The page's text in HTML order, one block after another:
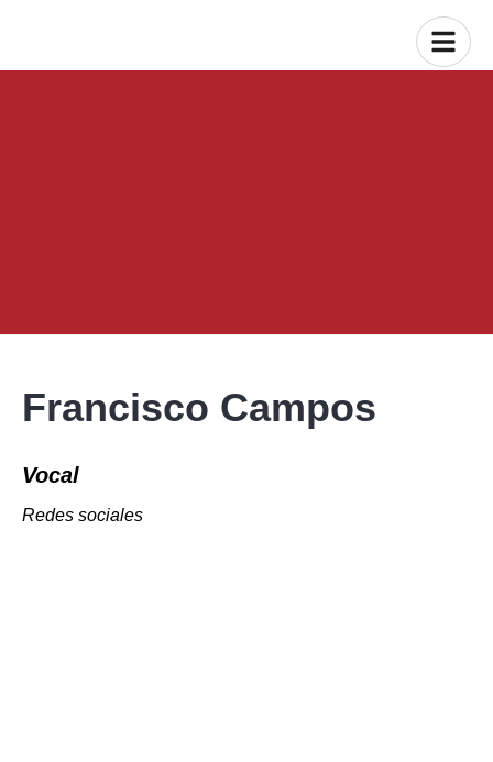
Francisco Campos
Vocal
Redes sociales